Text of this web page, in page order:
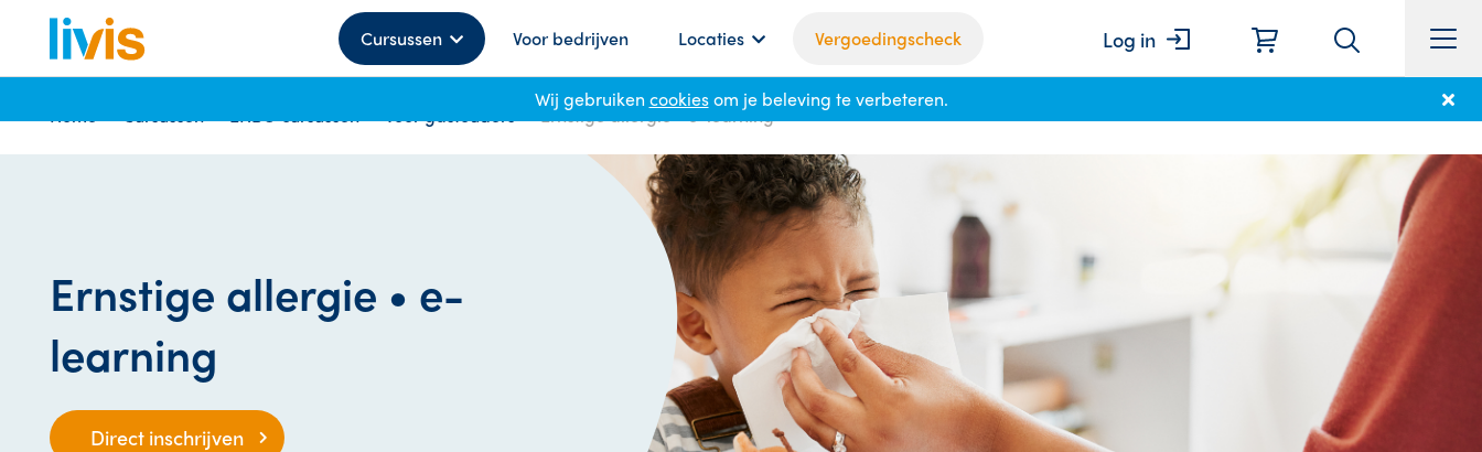
Cursussen Voor bedrijven Locaties Vergoedingscheck Log in
Wij gebruiken cookiesom je beleving te verbeteren.
Home Cursussen EHBO cursussen Voor gastouders Ernstige allergie • e-learning
Ernstige allergie • e-
learning
Direct inschrijven